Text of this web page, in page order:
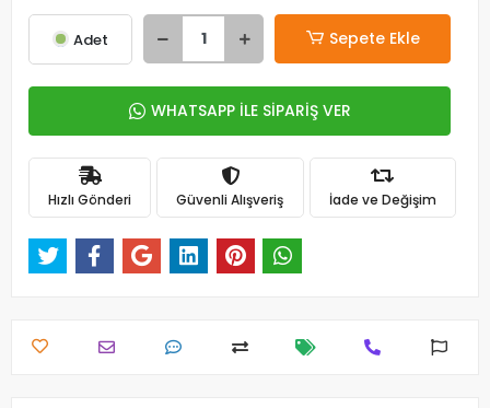
Adet Sepete Ekle
WHATSAPP İLE SİPARİŞ VER
Hızlı Gönderi Güvenli Alışveriş İade ve Değişim